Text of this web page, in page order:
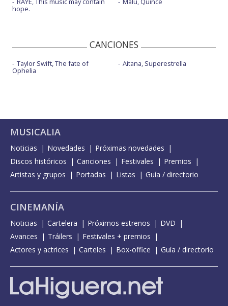
hope.
CANCIONES
Taylor Swift, The fate of
Ophelia
Aitana, Superestrella
MUSICALIA
Noticias Novedades
Próximas novedades
Discos históricos
Canciones Festivales
Premios
Artistas y grupos
Portadas Listas Guía / directorio
CINEMANÍA
Noticias Cartelera Próximos estrenos
DVD
Avances
Tráilers
Festivales + premios
Actores y actrices
Carteles Box-office Guía / directorio